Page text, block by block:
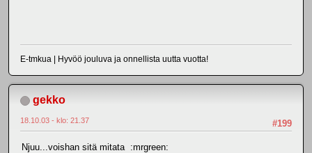
E-tmkua | Hyvöö jouluva ja onnellista uutta vuotta!
gekko
#199
18.10.03 - klo: 21.37
Njuu...voishan sitä mitata :mrgreen: